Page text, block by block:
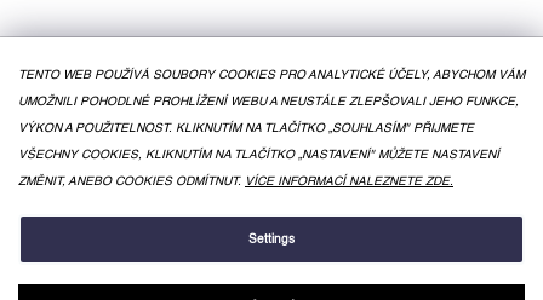
TENTO WEB POUŽÍVÁ SOUBORY COOKIES PRO ANALYTICKÉ ÚČELY, ABYCHOM VÁM
UMOŽNILI POHODLNÉ PROHLÍŽENÍ WEBU A NEUSTÁLE ZLEPŠOVALI JEHO FUNKCE,
VÝKON A POUŽITELNOST. KLIKNUTÍM NA TLAČÍTKO „SOUHLASÍM" PŘIJMETE
VŠECHNY COOKIES, KLIKNUTÍM NA TLAČÍTKO „NASTAVENÍ" MŮŽETE NASTAVENÍ
ZMĚNIT, ANEBO COOKIES ODMÍTNUT. VÍCE INFORMACÍ NALEZNETE ZDE.
Settings
CREATED BY SHOPTET